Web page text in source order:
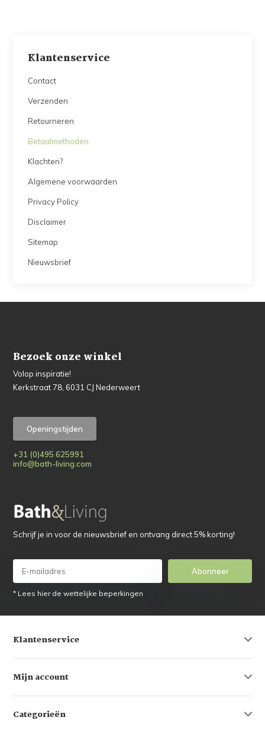
Klantenservice
Contact
Verzenden
Retourneren
Betaalmethoden
Klachten?
Algemene voorwaarden
Privacy Policy
Disclaimer
Sitemap
Nieuwsbrief
Bezoek onze winkel
Volop inspiratie!
Kerkstraat 78, 6031 CJ Nederweert
Openingstijden
+31 (0)495 625991
info@bath-living.com
Schrijf je in voor de nieuwsbrief en ontvang direct 5% korting!
Abonneer
* Lees hier de wettelijke beperkingen
Klantenservice
Mijn account
Categorieën